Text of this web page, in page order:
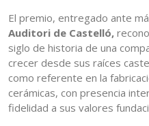
El premio, entregado ante
Auditori de Castelló,
siglo de historia de una
crecer desde sus raíces
como referente en la
cerámicas, con presencia
fidelidad a sus valores